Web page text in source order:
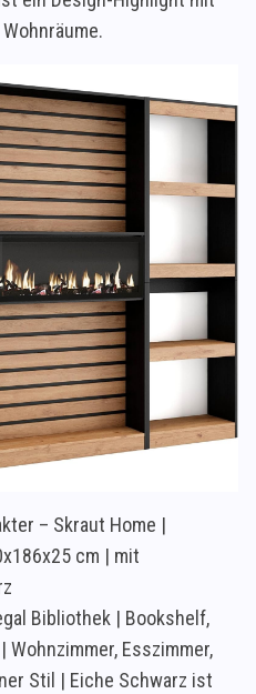
– Skraut Home |
cm | mit
Bibliothek | Bookshelf,
Esszimmer,
Stil | Eiche Schwarz ist